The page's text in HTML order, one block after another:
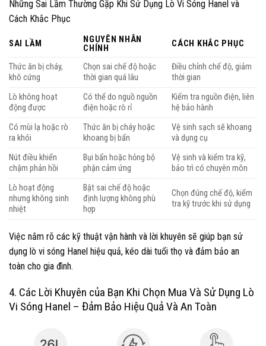
Những Sai Lầm Thường Gặp Khi Sử Dụng Lò Vi Sóng Hanel và
Cách Khắc Phục
SAI LẦM
NGUYÊN NHÂN
CHÍNH
CÁCH KHẮC PHỤC
Thức ăn bị cháy,
khô cứng
Chọn sai chế độ hoặc
thời gian quá lâu
Điều chỉnh chế độ, giảm
thời gian
Lò không hoạt
động được
Có thể do nguồ nguồn
điện hoặc rò rỉ
Kiểm tra nguồn điện, liên
hệ bảo hành
Có mùi lạ hoặc rò
ra khói
Thức ăn bị cháy hoặc
khoang bị bẩn
Vệ sinh sạch sẽ khoang
và dụng cụ
Nút điều khiển
chậm phản hồi
Bụi bẩn hoặc hỏng bộ
phận cảm ứng
Vệ sinh và kiểm tra kỹ,
bảo trì có chuyên môn
Lò hoạt động
nhưng không sinh
nhiệt
Bật sai chế độ hoặc
định lượng không phù
hợp
Chọn đúng chế độ, kiểm
tra kỹ trước khi sử dụng
Việc nắm rõ các kỹ thuật vận hành và lời khuyên sẽ giúp bạn sử
dụng lò vi sóng Hanel hiệu quả, kéo dài tuổi thọ và đảm bảo an
toàn cho gia đình.
4. Các Lời Khuyên của Bạn Khi Chọn Mua Và Sử Dụng Lò
Vi Sóng Hanel – Đảm Bảo Hiệu Quả Và An Toàn